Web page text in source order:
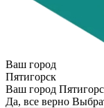
Ваш город
Пятигорск
Ваш город
Да, все верно